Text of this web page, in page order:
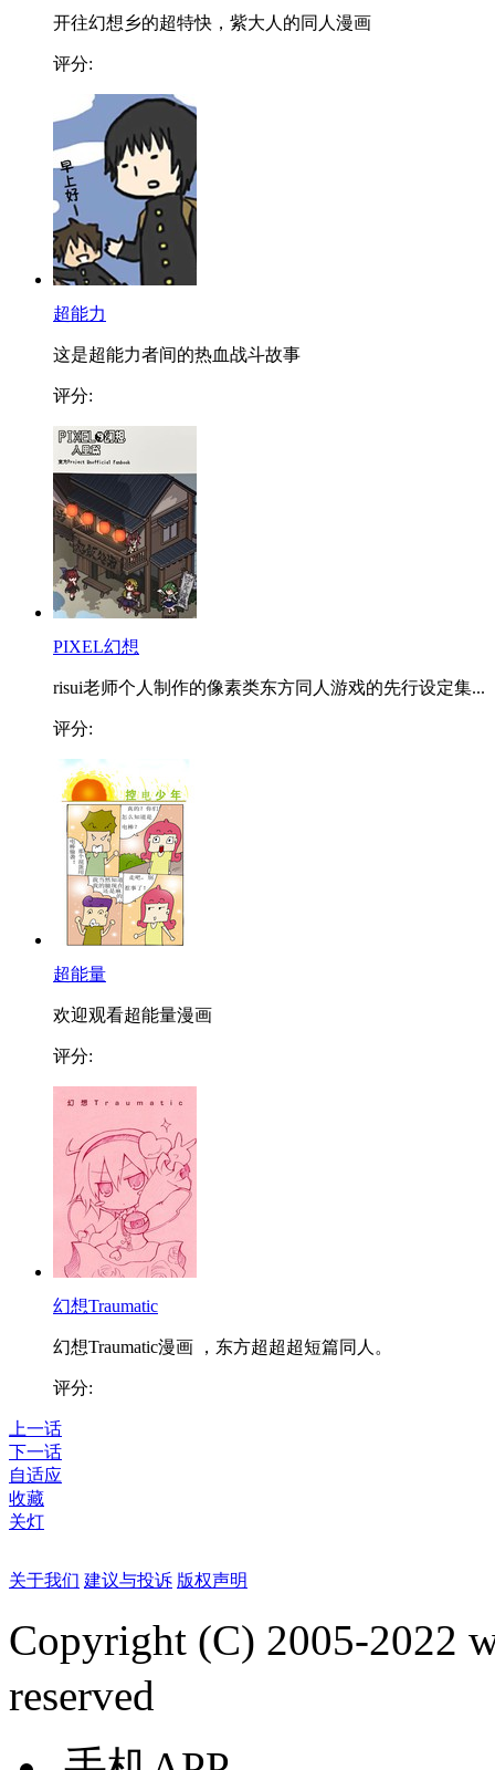
开往幻想乡的超特快，紫大人的同人漫画
评分:
超能力
这是超能力者间的热血战斗故事
评分:
PIXEL幻想
risui老师个人制作的像素类东方同人游戏的先行设定集...
评分:
超能量
欢迎观看超能量漫画
评分:
幻想Traumatic
幻想Traumatic漫画 ，东方超超超短篇同人。
评分:
上一话
下一话
自适应
收藏
关灯
关于我们 建议与投诉 版权声明
Copyright (C) 2005-2022
reserved